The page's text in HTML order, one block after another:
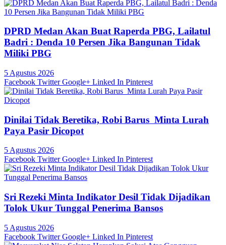
DPRD Medan Akan Buat Raperda PBG, Lailatul
Badri : Denda 10 Persen Jika Bangunan Tidak
Miliki PBG
5 Agustus 2026
Facebook Twitter Google+ Linked In Pinterest
Dinilai Tidak Beretika, Robi Barus Minta Lurah
Paya Pasir Dicopot
5 Agustus 2026
Facebook Twitter Google+ Linked In Pinterest
Sri Rezeki Minta Indikator Desil Tidak Dijadikan
Tolok Ukur Tunggal Penerima Bansos
5 Agustus 2026
Facebook Twitter Google+ Linked In Pinterest